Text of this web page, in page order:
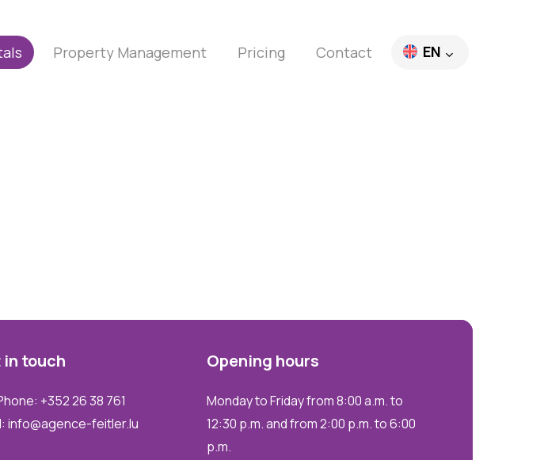
Property Management Pricing Contact EN
in touch
+352 26 38 761
info@agence-feitler.lu
Opening hours
Monday to Friday from 8:00 a.m. to
12:30 p.m. and from 2:00 p.m. to 6:00
p.m.